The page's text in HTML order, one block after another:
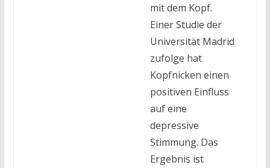
mit dem Kopf.
Einer Studie der
Universität Madrid
zufolge hat
Kopfnicken einen
positiven Einfluss
auf eine
depressive
Stimmung. Das
Ergebnis ist